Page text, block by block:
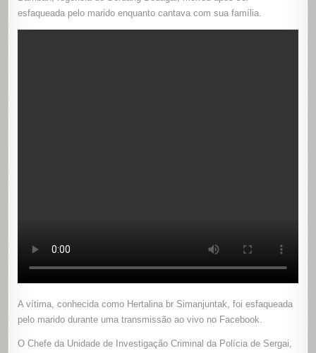
esfaqueada pelo marido enquanto cantava com sua família.
A vítima, conhecida como Hertalina br Simanjuntak, foi esfaqueada
pelo marido durante uma transmissão ao vivo no Facebook.
O Chefe da Unidade de Investigação Criminal da Polícia de Sergai,